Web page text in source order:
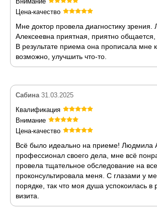
Цена-качество
Мне доктор провела диагностику
Алексеевна приятная, приятно
В результате приема она прописала мне
возможно, улучшить что-то.
Сабина 31.03.2025
Квалификация
Внимание
Цена-качество
Всё было идеально на приеме! Людмила
профессионал своего дела, мне всё
провела тщательное обследование на
проконсультировала меня. С глазами у
порядке, так что моя душа успокоилась в
визита.